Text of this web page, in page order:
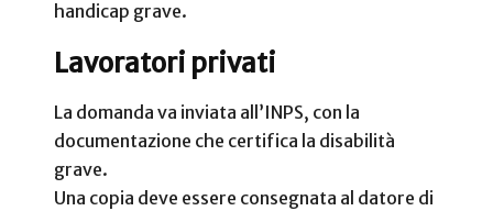
handicap grave.
Lavoratori privati
La domanda va inviata all’INPS, con la
documentazione che certifica la disabilità
grave.
Una copia deve essere consegnata al datore di